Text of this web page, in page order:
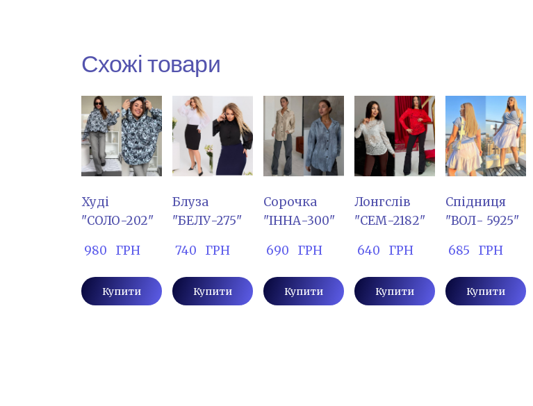
Схожі товари
Худі
"СОЛО-202"
980   ГРН
Купити
Блуза
"БЕЛУ-275"
740   ГРН
Купити
Сорочка
"ІННА-300"
690   ГРН
Купити
Лонгслів
"СЕМ-2182"
640   ГРН
Купити
Спідниця
"ВОЛ- 5925"
685   ГРН
Купити